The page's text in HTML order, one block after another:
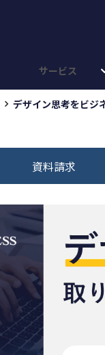
サービス
デザイン思考をビジ
資料請求